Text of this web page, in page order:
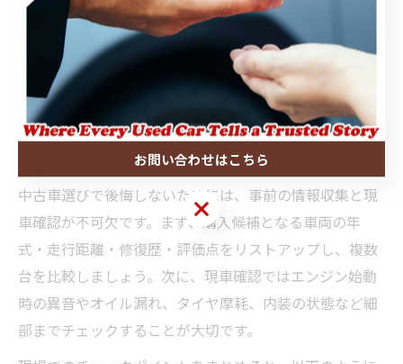
初心者は評価点に過度な期待をせず、必ず現車確認や専
門家のアドバイスを受けることが大切です。評価点と実
車状態を総合的に判断し、納得できる1台を選ぶよう心が
けましょう。
中古車選びで後悔しないための実践チェック術
中古車選びで後悔しないためには、事前の情報収集と現
車確認が不可欠です。まず、購入候補となる車両の年
式・走行距離・修復歴・評価点をリストアップし、複数
台を比較しましょう。次に、現車確認ではエンジン始動
時の異音やオイル漏れ、タイヤ摩耗、内装の状態など細
部までチェックすることが大切です。
お問い合わせはこちら
お問い合わせはこちら